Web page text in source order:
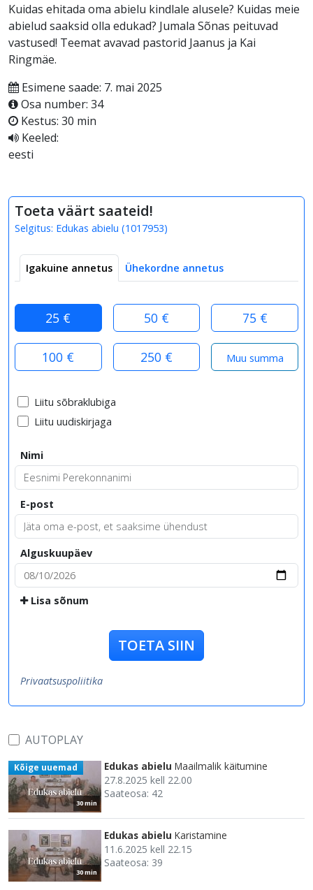
Kuidas ehitada oma abielu kindlale alusele? Kuidas meie
abielud saaksid olla edukad? Jumala Sõnas peituvad
vastused! Teemat avavad pastorid Jaanus ja Kai
Ringmäe.
Esimene saade: 7. mai 2025
Osa number: 34
Kestus: 30 min
Keeled:
eesti
Toeta väärt saateid!
Selgitus: Edukas abielu (1017953)
Igakuine annetus Ühekordne annetus
25 € 50 € 75 €
100 € 250 €
Liitu sõbraklubiga
Liitu uudiskirjaga
Nimi
E-post
Alguskuupäev
Lisa sõnum
TOETA SIIN
Privaatsuspoliitika
AUTOPLAY
30 min
Kõige uuemad Edukas abielu Maailmalik käitumine
27.8.2025 kell 22.00
Saateosa: 42
30 min
Edukas abielu Karistamine
11.6.2025 kell 22.15
Saateosa: 39